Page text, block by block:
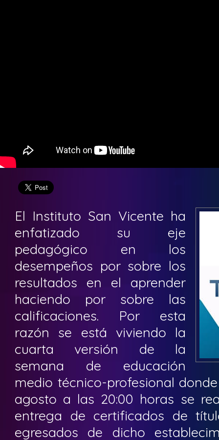
El Instituto San Vicente ha
enfatizado su eje
pedagógico en los
desempeños por sobre los
resultados en el aprender
haciendo por sobre las
calificaciones. Por esta
razón se está viviendo la
cuarta versión de la
semana de educación
medio técnico-profesional
agosto a las 20:00 horas se
entrega de certificados de
egresados de dicho